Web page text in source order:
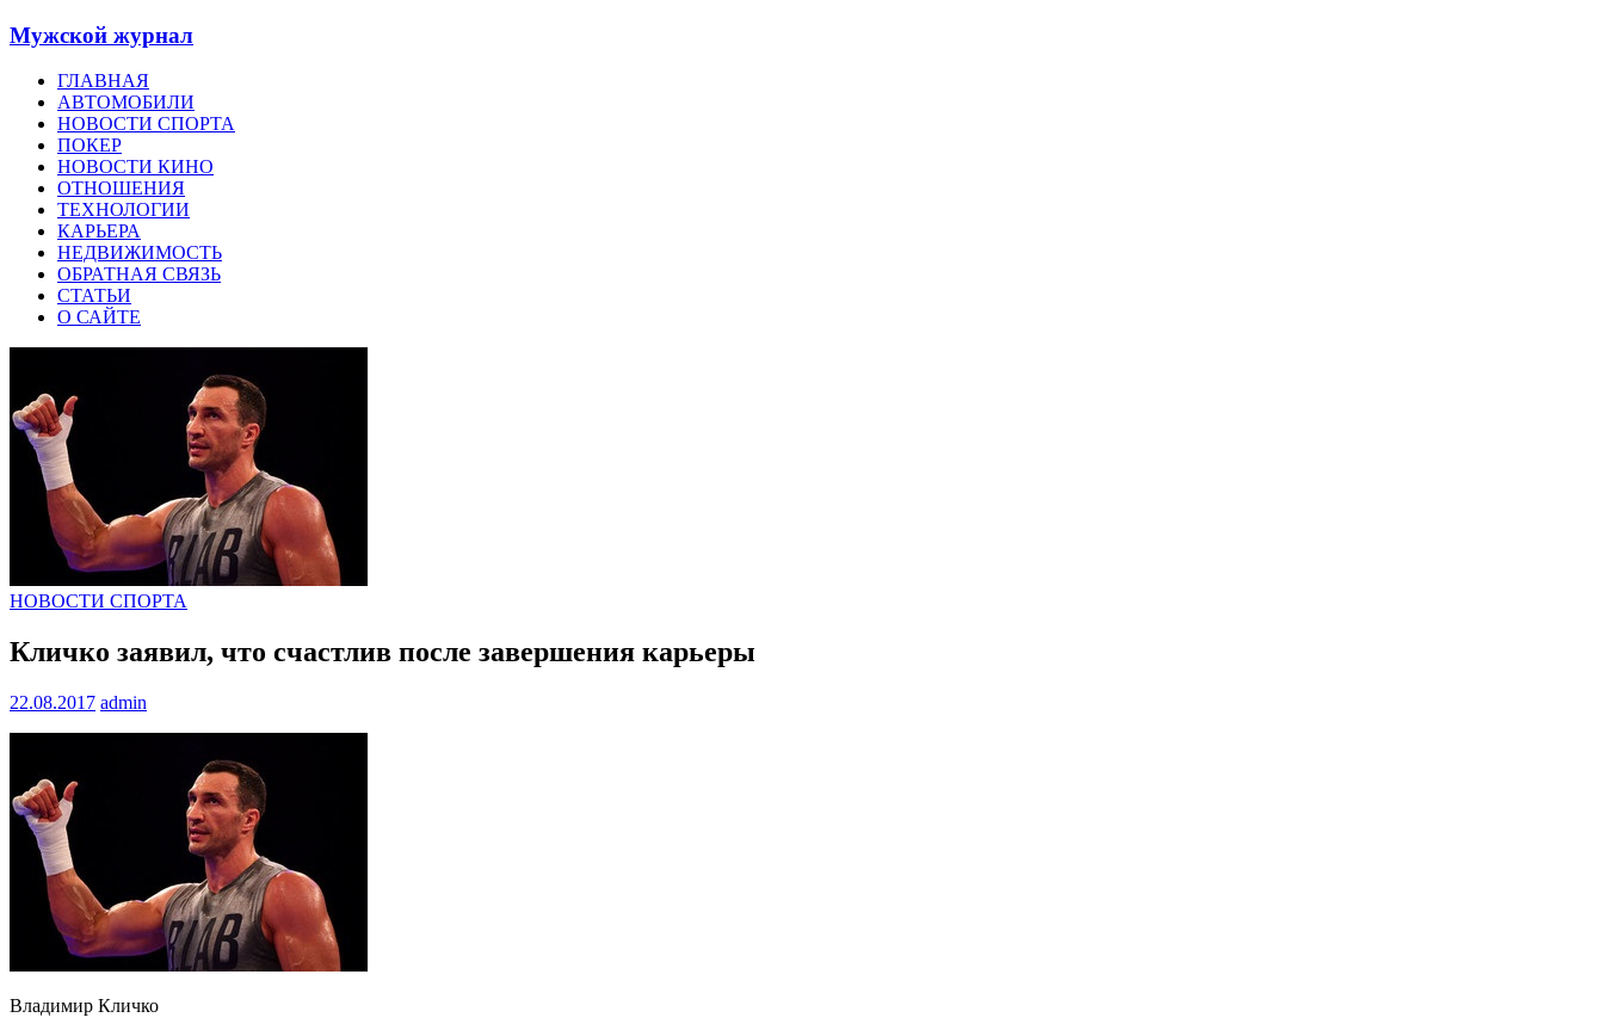
Мужской журнал
ГЛАВНАЯ
АВТОМОБИЛИ
НОВОСТИ СПОРТА
ПОКЕР
НОВОСТИ КИНО
ОТНОШЕНИЯ
ТЕХНОЛОГИИ
КАРЬЕРА
НЕДВИЖИМОСТЬ
ОБРАТНАЯ СВЯЗЬ
СТАТЬИ
О САЙТЕ
НОВОСТИ СПОРТА
Кличко заявил, что счастлив после завершения карьеры
22.08.2017 admin
Владимир Кличко